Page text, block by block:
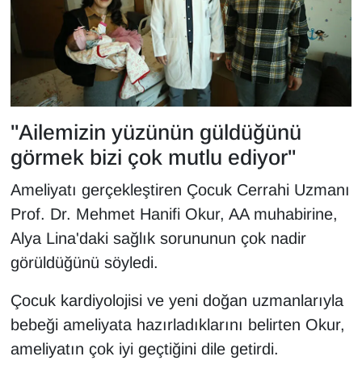
"Ailemizin yüzünün güldüğünü
görmek bizi çok mutlu ediyor"
Ameliyatı gerçekleştiren Çocuk Cerrahi Uzmanı
Prof. Dr. Mehmet Hanifi Okur, AA muhabirine,
Alya Lina'daki sağlık sorununun çok nadir
görüldüğünü söyledi.
Çocuk kardiyolojisi ve yeni doğan uzmanlarıyla
bebeği ameliyata hazırladıklarını belirten Okur,
ameliyatın çok iyi geçtiğini dile getirdi.
Seri İlan
Sinema - TV
SPOR
TEBRİK
TEKNOLOJİ
VAN'DA SPOR
Vasıta